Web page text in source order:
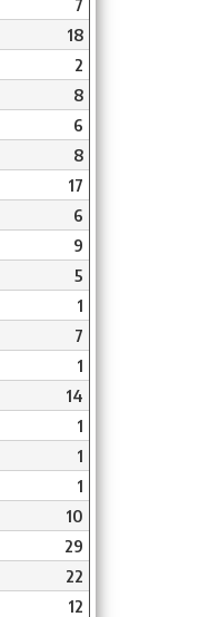
7
18
2
8
6
8
17
6
9
5
1
7
1
14
1
1
1
10
29
22
12